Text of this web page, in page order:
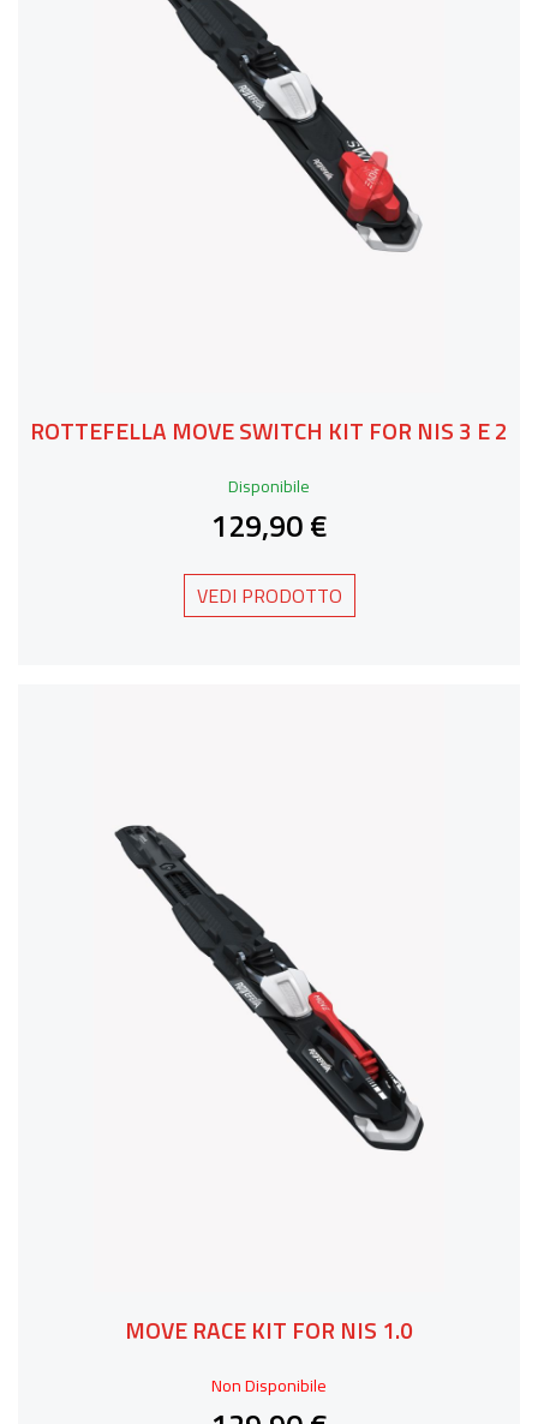
ROTTEFELLA MOVE SWITCH KIT FOR NIS 3 E 2
Disponibile
129,90 €
VEDI PRODOTTO
MOVE RACE KIT FOR NIS 1.0
Non Disponibile